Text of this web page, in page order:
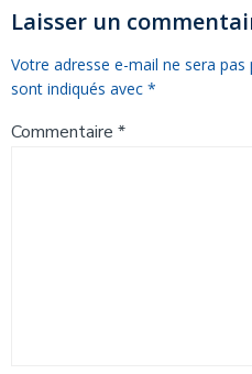
l’article
Laisser un
Votre adresse e-mail ne sera pas
sont indiqués avec *
Commentaire *